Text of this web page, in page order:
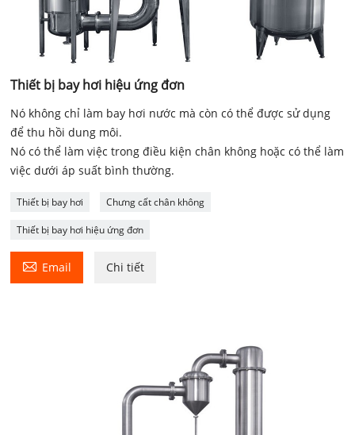
Thiết bị bay hơi hiệu ứng đơn
Nó không chỉ làm bay hơi nước mà còn có thể được sử dụng
để thu hồi dung môi.
Nó có thể làm việc trong điều kiện chân không hoặc có thể làm
việc dưới áp suất bình thường.
Thiết bị bay hơi Chưng cất chân không
Thiết bị bay hơi hiệu ứng đơn
 Email Chi tiết